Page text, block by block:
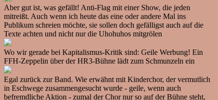
Aber gut ist, was gefällt! Anti-Flag mit einer Show, die jeden
mitreißt. Auch wenn ich heute das eine oder andere Mal ins
Publikum schreien möchte, sie sollen doch gefälligst auch auf die
Texte achten und nicht nur die Uhohuhos mitgrölen
Wo wir gerade bei Kapitalismus-Kritik sind: Geile Werbung! Ein
FFH-Zeppelin über der HR3-Bühne lädt zum Schmunzeln ein
Egal zurück zur Band. Wie erwähnt mit Kinderchor, der vermutlich
in Eschwege zusammengesucht wurde - geile, wenn auch
befremdliche Aktion - zumal der Chor nur so auf der Bühne steht,